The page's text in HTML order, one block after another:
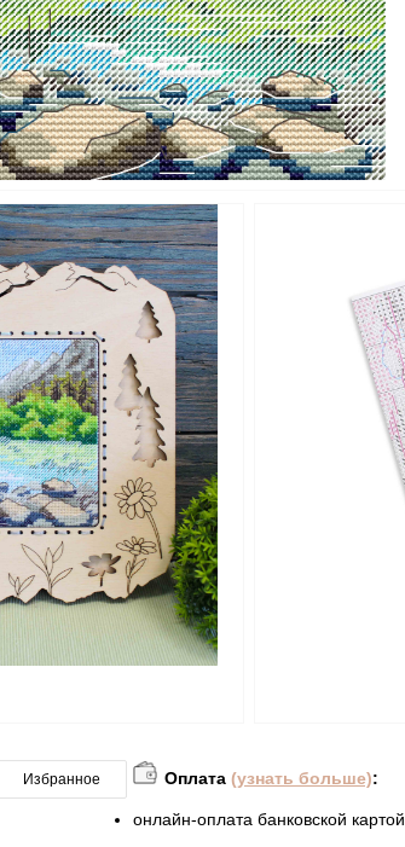
Избранное Оплата (узнать больше):
онлайн-оплата банковской картой